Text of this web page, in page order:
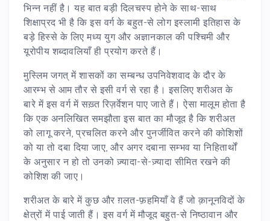
भिन्न नहीं है। यह बात बड़ी दिलचस्प होने के साथ-साथ
शिक्षाप्रद भी है कि इस वर्ग के बहुत-से लोग इस्लामी इतिहास के
बड़े हिस्से के लिए मध्य युग और अज्ञानकाल की पश्चिमी और
यूरोपीय शब्दावलियाँ ही प्रयोग करते हैं।
मुस्लिम जगत् में शासकों का सम्बन्ध उपनिवेशवाद के दौर के
आरम्भ से आम तौर से इसी वर्ग से रहा है। इसलिए शरीअत के
बारे में इस वर्ग में सख़्त रिज़र्वेशन पाए जाते हैं। ऐसा मालूम होता है
कि एक अनलिखित समझौता इस बात का मौजूद है कि शरीअत
को लागू करने, प्रचलित करने और पुनर्जीवित करने की कोशिशों
को या तो दबा दिया जाए, और अगर दबाना सम्भव या निहितार्थों
के अनुसार न हो तो उनको ज़्यादा-से-ज़्यादा सीमित रखने की
कोशिश की जाए।
शरीअत के बारे में कुछ और ग़लत-फ़हमियाँ वे हैं जो क़ानूनविदों के
क्षेत्रों में पाई जाती हैं। इस वर्ग में मौजूद बहुत-से निष्ठावान और